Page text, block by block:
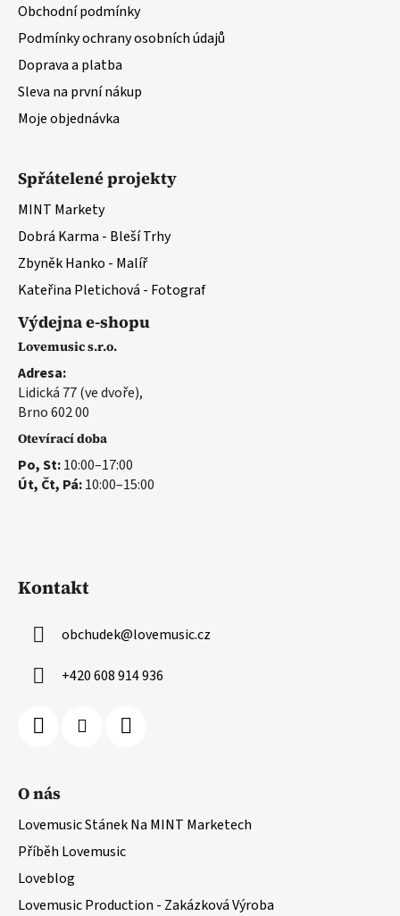
Obchodní podmínky
Podmínky ochrany osobních údajů
Doprava a platba
Sleva na první nákup
Moje objednávka
Spřátelené projekty
MINT Markety
Dobrá Karma - Bleší Trhy
Zbyněk Hanko - Malíř
Kateřina Pletichová - Fotograf
Výdejna e-shopu
Lovemusic s.r.o.
Adresa:
Lidická 77 (ve dvoře),
Brno 602 00
Otevírací doba
Po, St:10:00–17:00
Út, Čt, Pá:10:00–15:00
Kontakt
obchudek@lovemusic.cz
+420 608 914 936
O nás
Lovemusic Stánek Na MINT Marketech
Příběh Lovemusic
Loveblog
Lovemusic Production - Zakázková Výroba